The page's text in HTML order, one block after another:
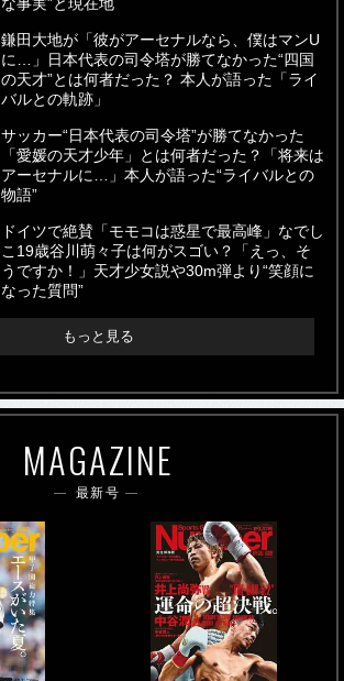
な事実”と現在地
鎌田大地が「彼がアーセナルなら、僕はマンU
に…」日本代表の司令塔が勝てなかった“四国
の天才”とは何者だった？ 本人が語った「ライ
バルとの軌跡」
サッカー“日本代表の司令塔”が勝てなかった
「愛媛の天才少年」とは何者だった？「将来は
アーセナルに…」本人が語った“ライバルとの
物語”
ドイツで絶賛「モモコは惑星で最高峰」なでし
こ19歳谷川萌々子は何がスゴい？「えっ、そ
うですか！」天才少女説や30m弾より“笑顔に
なった質問”
もっと見る
MAGAZINE
最新号